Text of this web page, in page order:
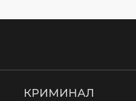
КРИМИНАЛ